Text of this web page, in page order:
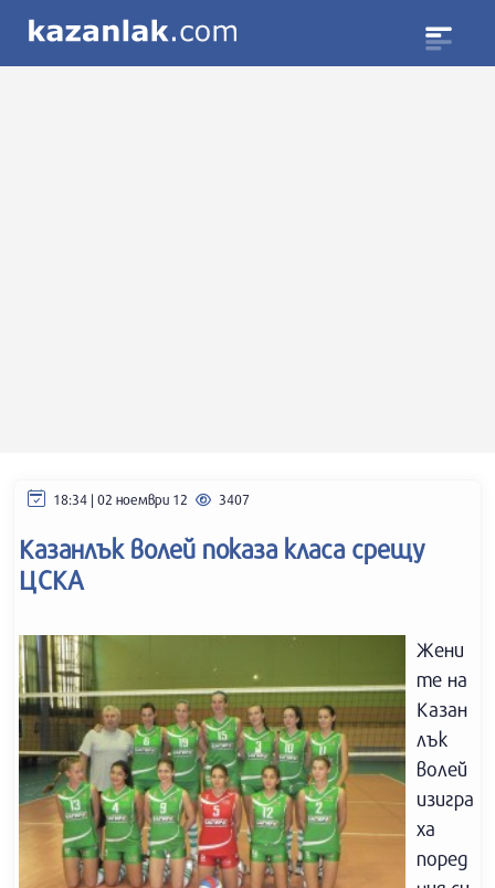
18:34 | 02 ноември 12 3407
Казанлък волей показа класа срещу
ЦСКА
Жени
те на
Казан
лък
волей
изигра
ха
поред